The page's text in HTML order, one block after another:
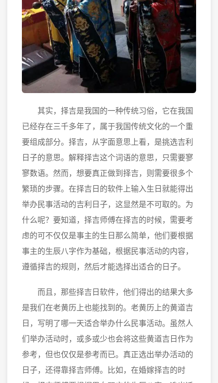
其实，择吉是我国的一种传统习俗，它在我国
已经存在三千多年了，属于我国传统文化的一个重
要组成部分。择吉，从字面意思上看，是挑选吉利
日子的意思。解释择吉这个词语的意思，只需要寥
寥数语。然而，想要真正做到择吉，则需要很多个
繁琐的步骤。在择吉日的软件上输入生日就能得出
举办民事活动的吉利日子，这显然是不可取的。为
什么呢？要知道，择吉师傅在择吉的时候，需要考
虑的可不仅仅是事主的生日那么简单，他们要根据
事主的生辰八字作为基础，根据民事活动的内容，
遵循择吉的规则，然后才能选择出适合的日子。
而且，那些择吉日软件，他们得出的结果大多
是我们在老黄历上也能找到的。老黄历上的黄道吉
日，写明了哪一天适合举办什么民事活动。虽然人
们举办活动时，或多或少也会将这些黄道吉日作为
参考，但也仅仅是参考而已。真正选出举办活动的
日子，还得靠择吉师傅。比如，在婚嫁择吉的时